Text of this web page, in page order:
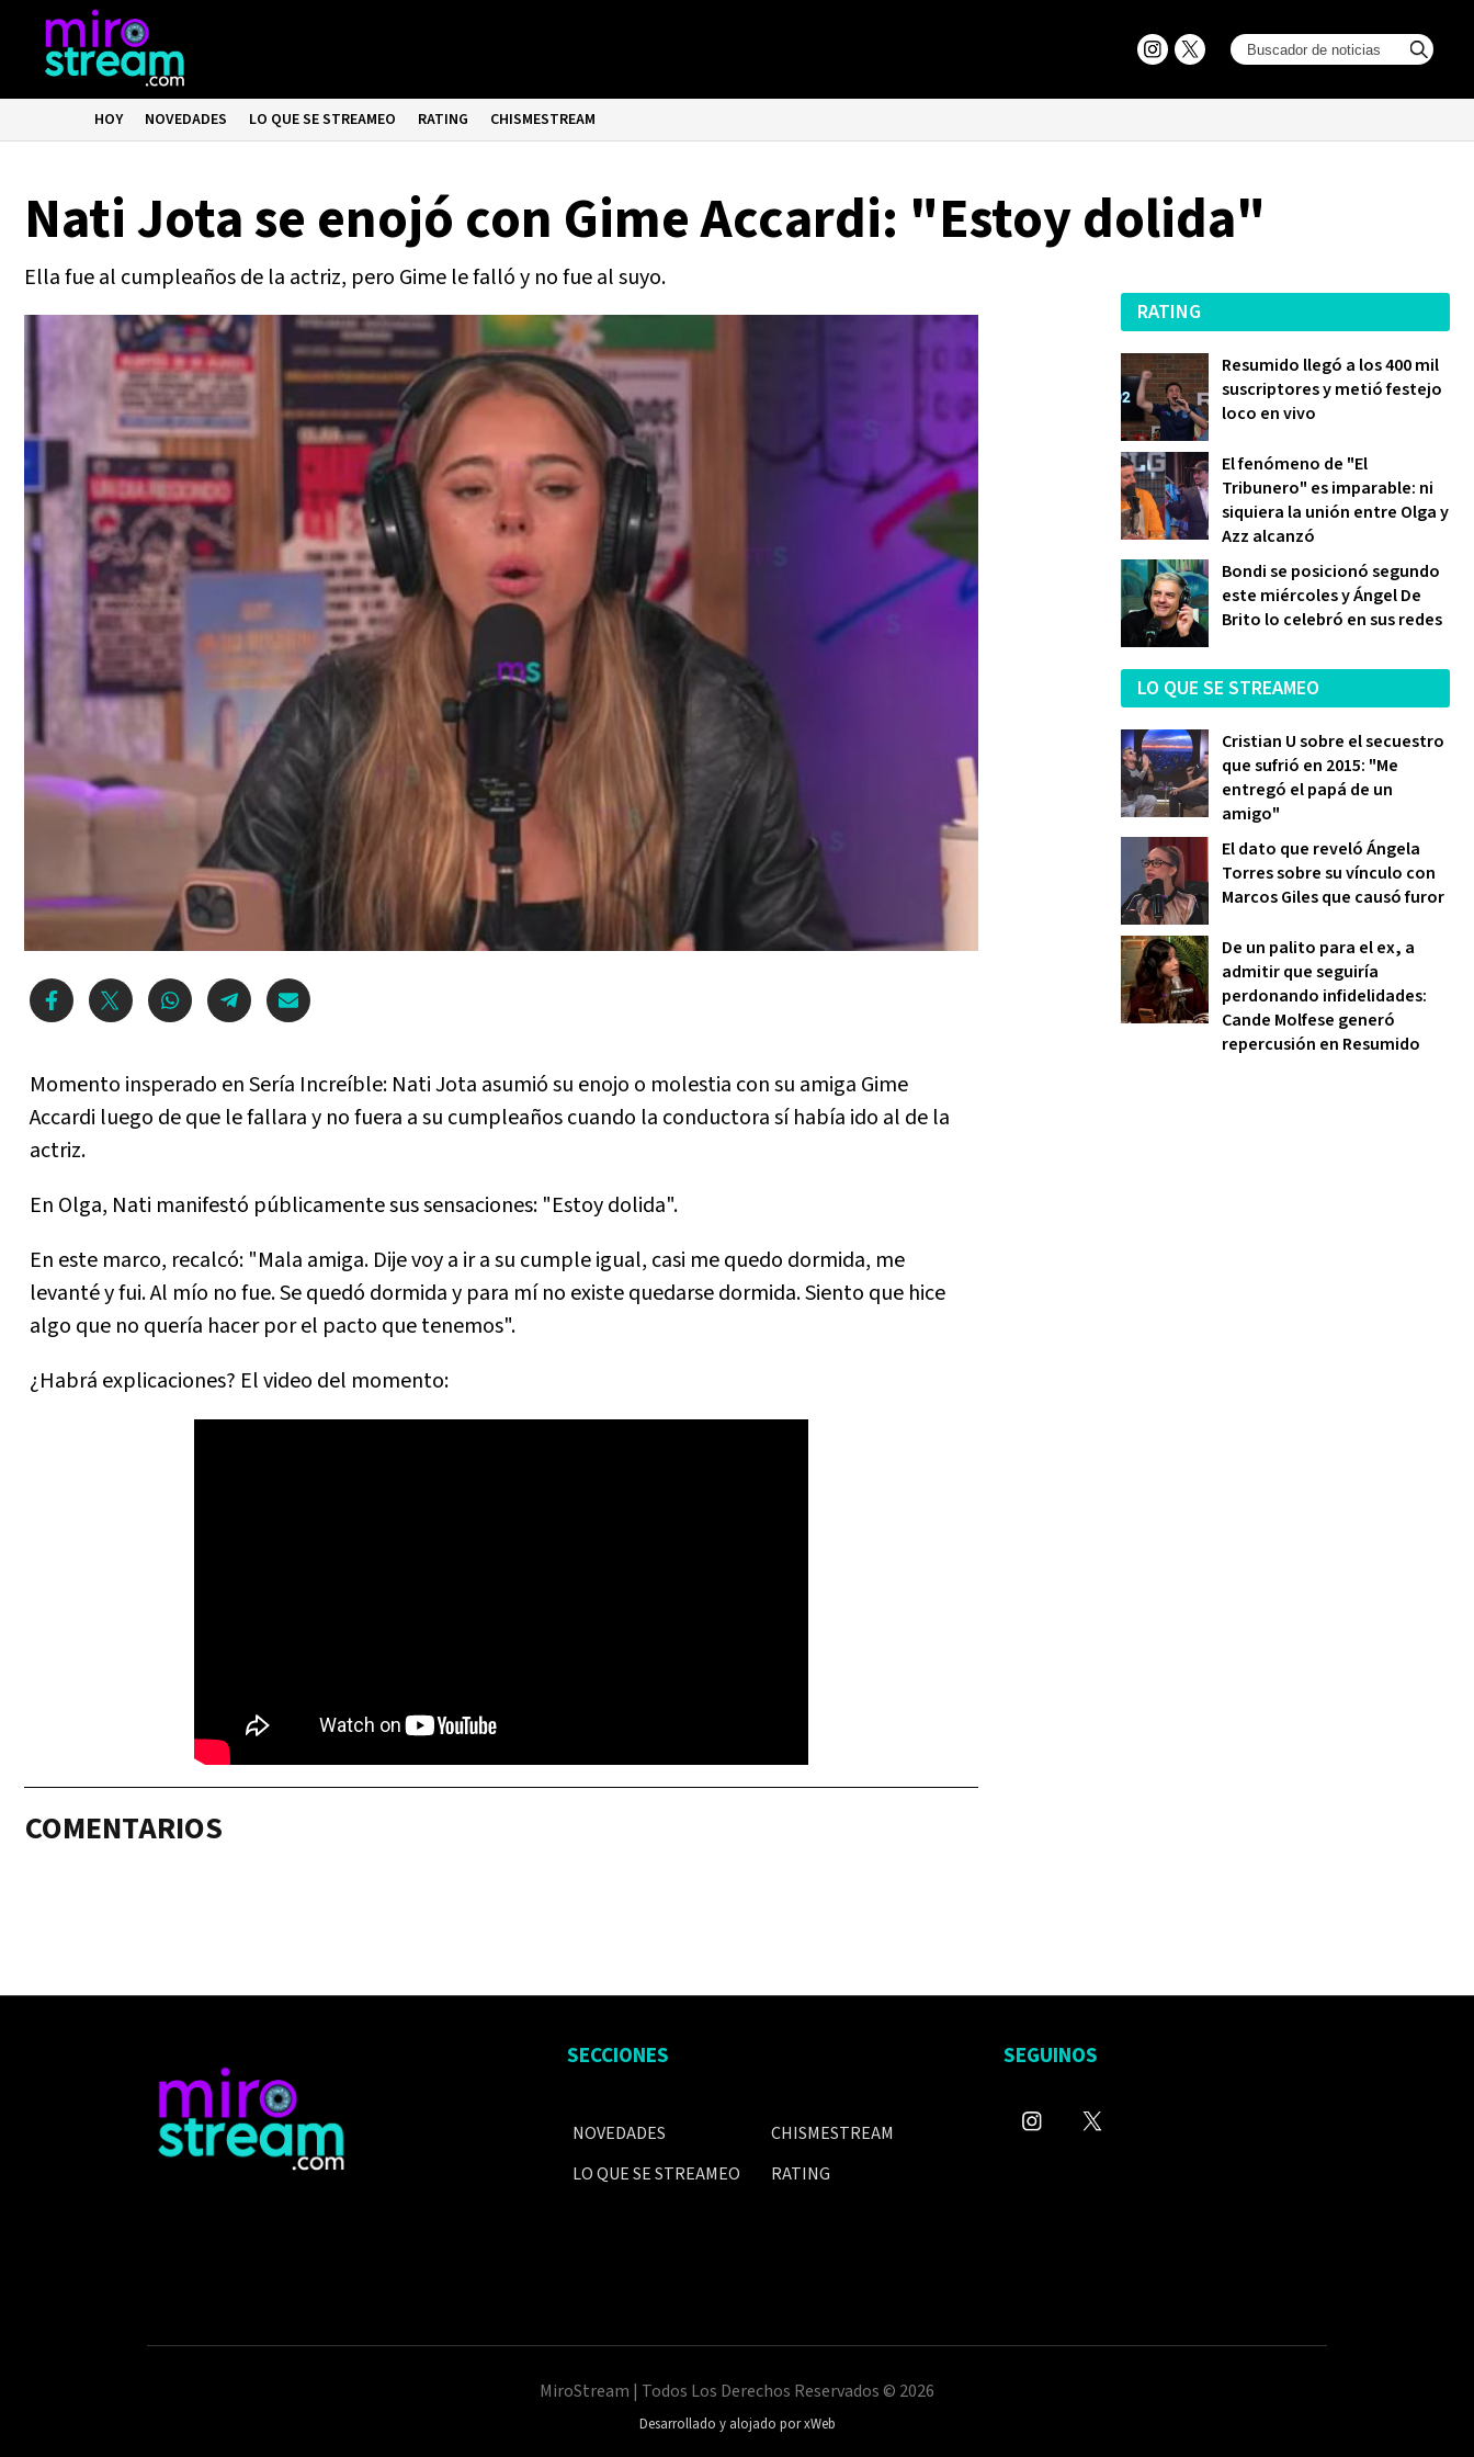
HOY NOVEDADES LO QUE SE STREAMEO RATING CHISMESTREAM
Nati Jota se enojó con Gime Accardi: "Estoy dolida"
Ella fue al cumpleaños de la actriz, pero Gime le falló y no fue al suyo.
Momento insperado en Sería Increíble: Nati Jota asumió su enojo o molestia con su amiga Gime
Accardi luego de que le fallara y no fuera a su cumpleaños cuando la conductora sí había ido al de la
actriz.
En Olga, Nati manifestó públicamente sus sensaciones: "Estoy dolida".
En este marco, recalcó: "Mala amiga. Dije voy a ir a su cumple igual, casi me quedo dormida, me
levanté y fui. Al mío no fue. Se quedó dormida y para mí no existe quedarse dormida. Siento que hice
algo que no quería hacer por el pacto que tenemos".
¿Habrá explicaciones? El video del momento:
COMENTARIOS
RATING
Resumido llegó a los 400 mil
suscriptores y metió festejo
loco en vivo
El fenómeno de "El
Tribunero" es imparable: ni
siquiera la unión entre Olga y
Azz alcanzó
Bondi se posicionó segundo
este miércoles y Ángel De
Brito lo celebró en sus redes
LO QUE SE STREAMEO
Cristian U sobre el secuestro
que sufrió en 2015: "Me
entregó el papá de un
amigo"
El dato que reveló Ángela
Torres sobre su vínculo con
Marcos Giles que causó furor
De un palito para el ex, a
admitir que seguiría
perdonando infidelidades:
Cande Molfese generó
repercusión en Resumido
SECCIONES
NOVEDADES
LO QUE SE STREAMEO
CHISMESTREAM
RATING
SEGUINOS
MiroStream | Todos Los Derechos Reservados © 2026
Desarrollado y alojado por xWeb